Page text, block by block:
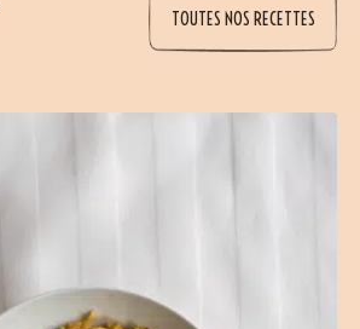
TOUTES NOS RECETTES